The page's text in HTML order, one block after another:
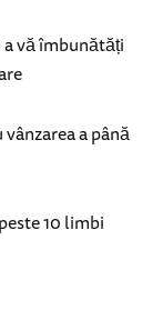
vă îmbunătăți
a până
10 limbi